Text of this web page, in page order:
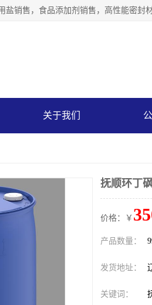
关于我们
抚顺环丁
价格：￥
产品数量：
发货地址：
关键词：